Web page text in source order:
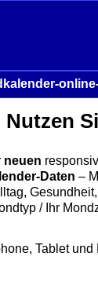
Nutzen
neuen
–
/ Ihr
Tablet und